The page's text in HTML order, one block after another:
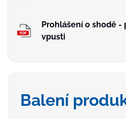
Prohlášení o shodě -
vpusti
Balení